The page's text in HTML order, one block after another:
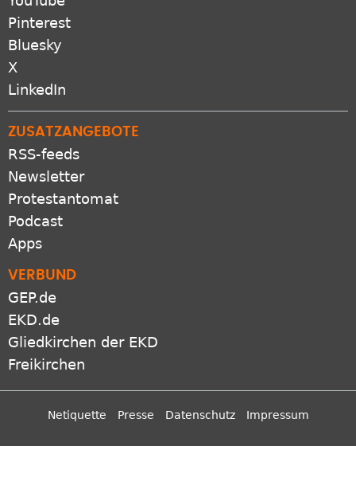
Pinterest
Bluesky
X
LinkedIn
ZUSATZANGEBOTE
RSS-feeds
Newsletter
Protestantomat
Podcast
Apps
VERBUND
GEP.de
EKD.de
Gliedkirchen der EKD
Freikirchen
Netiquette Presse Datenschutz Impressum